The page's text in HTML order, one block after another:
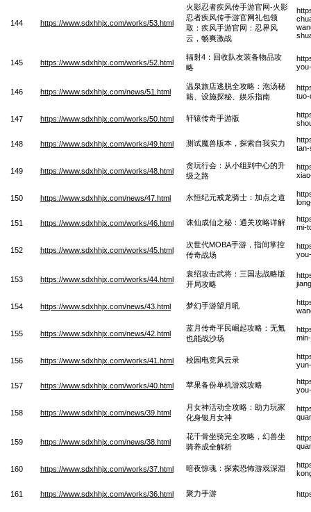
144 https://www.sdxhhjx.com/works/53.html
火影忍者疾风传手游官网-火影
忍者疾风传手游官网礼包领
取：疾风手游官网：忍界风
云，畅爽激战
145 https://www.sdxhhjx.com/works/52.html
辐射4：回收队友装备物品攻
略
146 https://www.sdxhhjx.com/news/51.html
温泉旅店逃脱全攻略：泡汤秘
籍、设施探秘、娱乐指南
tuo-
147 https://www.sdxhhjx.com/works/50.html 轩辕传奇手游版
148 https://www.sdxhhjx.com/works/49.html 测试魔兽版本，探索自我实力
tan-
149 https://www.sdxhhjx.com/works/48.html
贪玩行会：从小组到中心的升
级之路
150 https://www.sdxhhjx.com/news/47.html 永恒纪元戒龙骑士：加点之道
151 https://www.sdxhhjx.com/works/46.html 诛仙成仙之秘：通关攻略详解
mi-
152 https://www.sdxhhjx.com/works/45.html
次世代MOBA手游，指间掌控
传奇战场
153 https://www.sdxhhjx.com/works/44.html
袁绍攻击武将：三国志战略版
开局攻略
154 https://www.sdxhhjx.com/news/43.html 梦幻手游望月吼
155 https://www.sdxhhjx.com/news/42.html
蓝月传奇平民崛起攻略：无氪
也能战沙场
156 https://www.sdxhhjx.com/works/41.html 校园电竞风云录
157 https://www.sdxhhjx.com/works/40.html 苹果备份单机游戏攻略
158 https://www.sdxhhjx.com/news/39.html
月女神活动全攻略：助力玩家
化身银月女神
159 https://www.sdxhhjx.com/news/38.html
花千骨坐骑完全攻略，幻兽坐
骑养成全解析
160 https://www.sdxhhjx.com/works/37.html 暗夜惊魂：探索恐怖游戏深淵
161 https://www.sdxhhjx.com/works/36.html 聚力手游